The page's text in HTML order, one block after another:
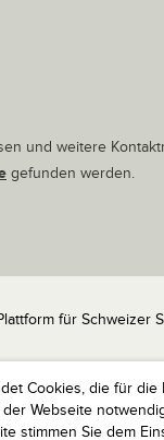
Cookies, die für die
Webseite
stimmen Sie dem
und weitere
gefunden werden.
für Schweizer